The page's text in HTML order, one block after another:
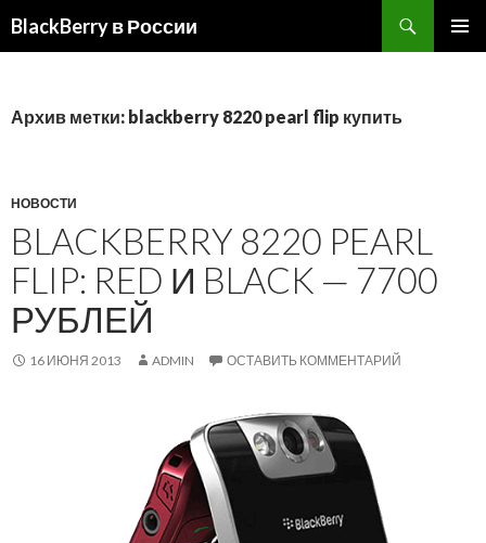
BlackBerry в России
Архив метки: blackberry 8220 pearl flip купить
НОВОСТИ
BLACKBERRY 8220 PEARL
FLIP: RED И BLACK — 7700
РУБЛЕЙ
16 ИЮНЯ 2013 ADMIN ОСТАВИТЬ КОММЕНТАРИЙ